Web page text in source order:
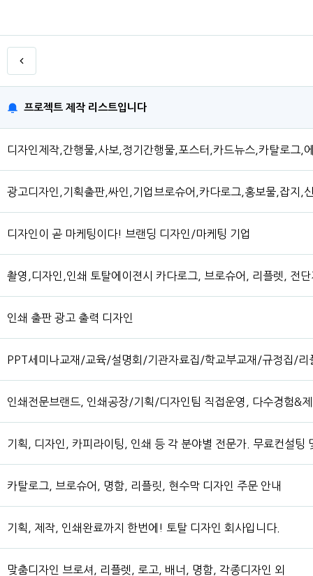
프로젝트 제작 리스트입니다
디자인제작,간행물,사보,정기간행물,포스터,카드뉴스,카탈로그,
광고디자인,기획출판,싸인,기업브로슈어,카다로그,홍보물,잡지,
디자인이 곧 마케팅이다! 브랜딩 디자인/마케팅 기업
촬영,디자인,인쇄 토탈에이젼시 카다로그, 브로슈어, 리플렛, 전
인쇄 출판 광고 출력 디자인
PPT세미나교재/교육/설명회/기관자료집/학교부교재/규정집/
인쇄전문브랜드, 인쇄공장/기획/디자인팀 직접운영, 다수경험&
기획, 디자인, 카피라이팅, 인쇄 등 각 분야별 전문가. 무료컨설팅
카탈로그, 브로슈어, 명함, 리플릿, 현수막 디자인 주문 안내
기획, 제작, 인쇄완료까지 한번에! 토탈 디자인 회사입니다.
맞춤디자인 브로셔, 리플렛, 로고, 배너, 명함, 각종디자인 외